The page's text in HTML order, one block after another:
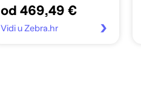
od 469,49 €
Vidi u Zebra.hr